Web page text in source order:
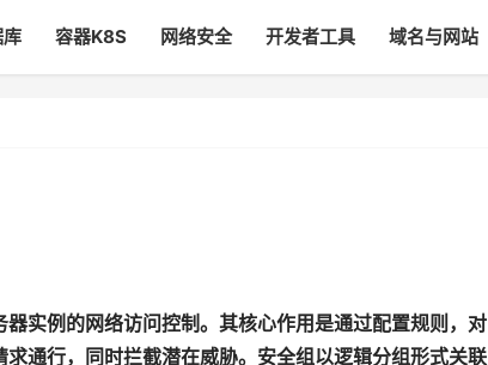
容器K8S 网络安全 开发者工具 域名与网站
实例的网络访问控制。其核心作用是通过配置规则，对
通行，同时拦截潜在威胁。安全组以逻辑分组形式关联